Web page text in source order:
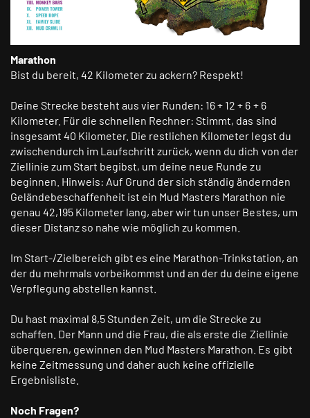
Marathon
Bist du bereit, 42 Kilometer zu ackern? Respekt!
Deine Strecke besteht aus vier Runden: 16 + 12 + 6 + 6
Kilometer. Für die schnellen Rechner: Stimmt, das sind
insgesamt 40 Kilometer. Die restlichen Kilometer legst du
zwischendurch im Laufschritt zurück, wenn du dich von der
Ziellinie zum Start begibst, um deine neue Runde zu
beginnen. Hinweis: Auf Grund der sich ständig ändernden
Geländebeschaffenheit ist ein Mud Masters Marathon nie
genau 42,195 Kilometer lang, aber wir tun unser Bestes, um
dieser Distanz so nahe wie möglich zu kommen.
Im Start-/Zielbereich gibt es eine Marathon-Trinkstation, an
der du mehrmals vorbeikommst und an der du deine eigene
Verpflegung abstellen kannst.
Du hast maximal 8,5 Stunden Zeit, um die Strecke zu
schaffen. Der Mann und die Frau, die als erste die Ziellinie
überqueren, gewinnen den Mud Masters Marathon. Es gibt
keine Zeitmessung und daher auch keine offizielle
Ergebnisliste.
Noch Fragen?